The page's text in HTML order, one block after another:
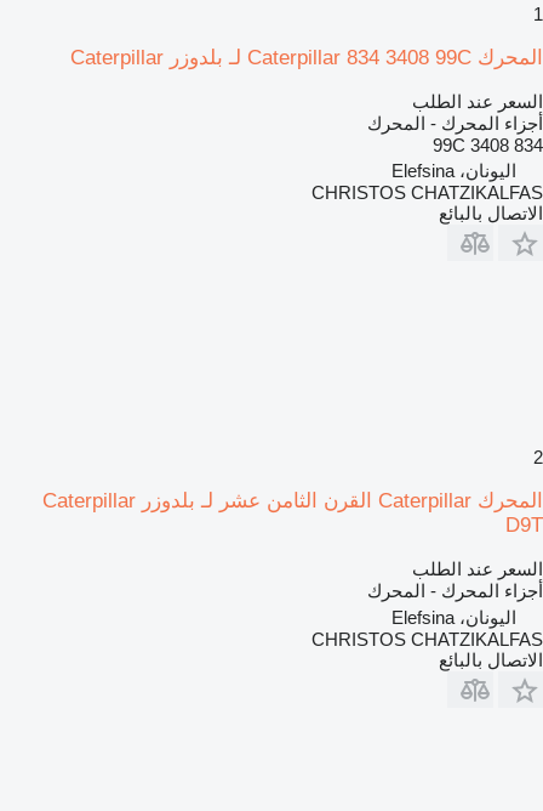
1
المحرك Caterpillar 834 3408 99C لـ بلدوزر Caterpillar
السعر عند الطلب
أجزاء المحرك - المحرك
834 3408 99C
اليونان، Elefsina
CHRISTOS CHATZIKALFAS
الاتصال بالبائع
2
المحرك Caterpillar القرن الثامن عشر لـ بلدوزر Caterpillar
D9T
السعر عند الطلب
أجزاء المحرك - المحرك
اليونان، Elefsina
CHRISTOS CHATZIKALFAS
الاتصال بالبائع